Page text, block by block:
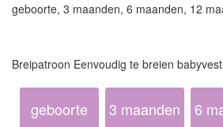
geboorte, 3 maanden, 6 maanden, 12
Breipatroon Eenvoudig te breien babyvest
geboorte 3 maanden 6